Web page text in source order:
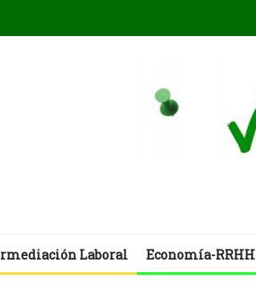
Laboral Economía-RRHH